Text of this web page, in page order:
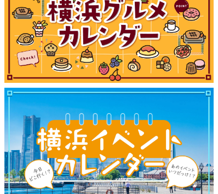
ブログ記事
サイトについて